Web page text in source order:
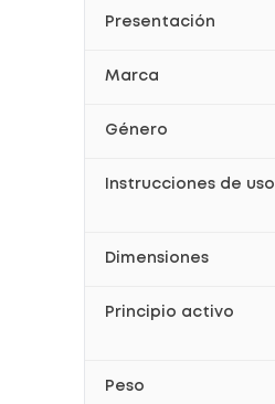
Presentación
Marca
Género
Instrucciones de uso
Dimensiones
Principio activo
Peso